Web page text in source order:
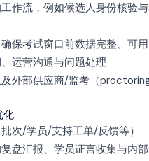
作流，例如候选人身份核验
保考试窗口前数据完整、可用
运营沟通与问题处理
外部供应商/监考（
化
次/学员/支持工单/反馈等）
盘汇报、学员证言收集与内